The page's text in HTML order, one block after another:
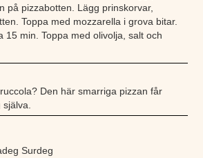
på pizzabotten. Lägg prinskorvar,
Toppa med mozzarella i grova bitar.
15 min. Toppa med olivolja, salt och
Den här smarriga pizzan får
Surdeg